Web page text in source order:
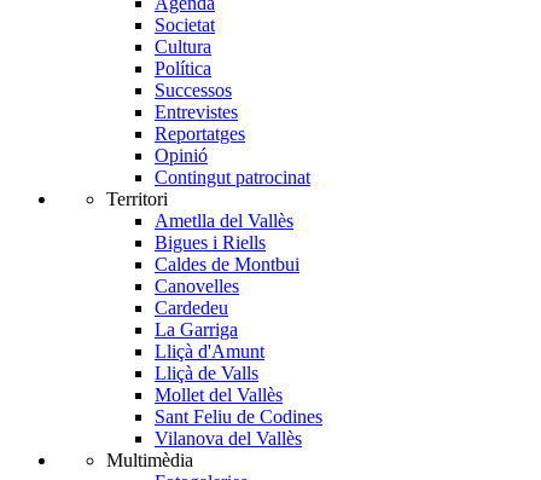
Societat
Cultura
Política
Successos
Entrevistes
Reportatges
Opinió
Contingut patrocinat
Territori
Ametlla del Vallès
Bigues i Riells
Caldes de Montbui
Canovelles
Cardedeu
La Garriga
Lliçà d'Amunt
Lliçà de Valls
Mollet del Vallès
Sant Feliu de Codines
Vilanova del Vallès
Multimèdia